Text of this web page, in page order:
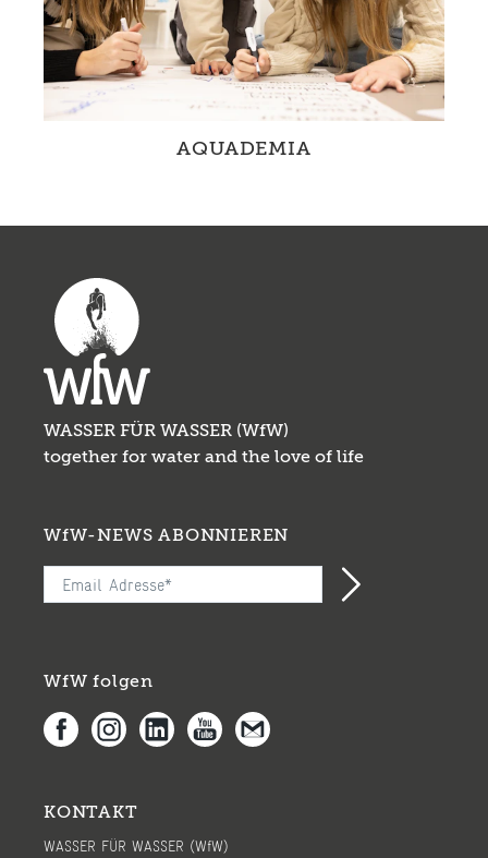
AQUADEMIA
WASSER FÜR WASSER (WfW)
together for water and the love of life
WfW-NEWS ABONNIEREN
WfW folgen
KONTAKT
WASSER FÜR WASSER (WfW)